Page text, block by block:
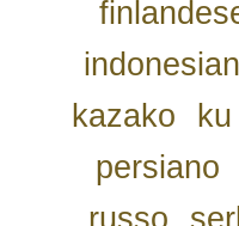
kazako
ku
persiano
russo